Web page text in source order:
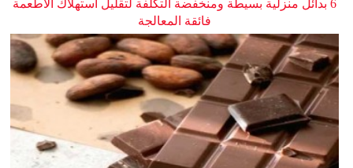
6 بدائل منزلية بسيطة ومنخفضة التكلفة لتقليل استهلاك الأطعمة
فائقة المعالجة